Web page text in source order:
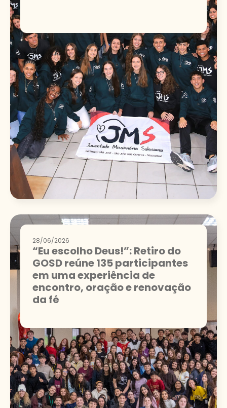
28/06/2026
“Eu escolho Deus!”: Retiro do
GOSD reúne 135 participantes
em uma experiência de
encontro, oração e renovação
da fé